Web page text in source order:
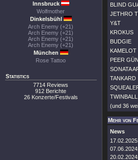
Innsbruck
Wolfmother
Dinkelsbühl
Arch Enemy (+21)
Arch Enemy (+21)
Arch Enemy (+21)
Arch Enemy (+21)
München
Rose Tattoo
Statistics
7714 Reviews
912 Berichte
26 Konzerte/Festivals
BLIND
JETHRO
Y&T
KROKUS
BUDGIE
KAMELOT
PEER
SONATA
TANKARD
TWINBALL
(und 36
Mehr von
News
17.02.2025:
07.06.2024:
20.02.2024: